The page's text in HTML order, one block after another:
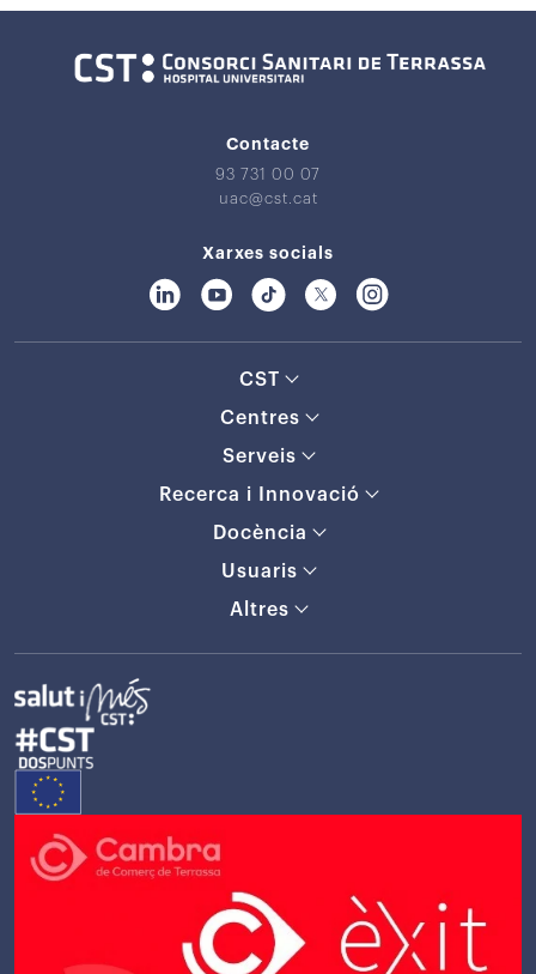
Contacte
93 731 00 07
uac@cst.cat
Xarxes socials
CST
Centres
Serveis
Recerca i Innovació
Docència
Usuaris
Altres